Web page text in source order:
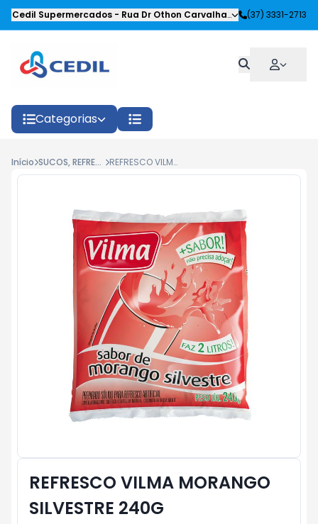
Cedil Supermercados- Rua Dr Othon Carvalhaes Siqueira,Oliveira
(37) 3331-2713
Categorias
Início SUCOS, REFRESCOS E REFRIGERANTES REFRESCO VILMA MORANGO SILVESTRE 240G
REFRESCO VILMA MORANGO
SILVESTRE 240G